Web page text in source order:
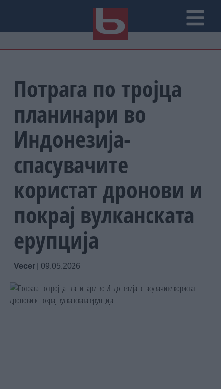
Потрага по тројца
планинари во
Индонезија-
спасувачите
користат дронови и
покрај вулканската
ерупција
Vecer 09.05.2026